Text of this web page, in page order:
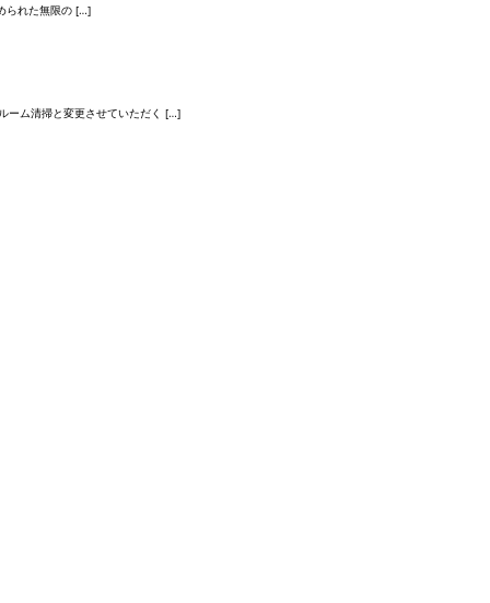
られた無限の […]
ーム清掃と変更させていただく […]